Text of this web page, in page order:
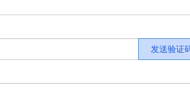
发送验证